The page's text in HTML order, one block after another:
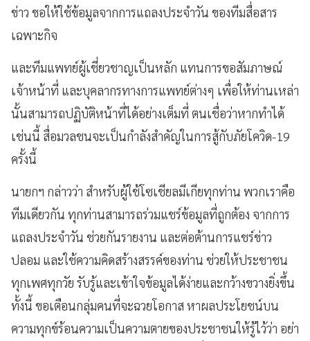
ข่าว ขอให้ใช้ข้อมูลจากการแถลงประจำวัน ของทีมสื่อสาร
เฉพาะกิจ
และทีมแพทย์ผู้เชี่ยวชาญเป็นหลัก แทนการขอสัมภาษณ์
เจ้าหน้าที่ และบุคลากรทางการแพทย์ต่างๆ เพื่อให้ท่านเหล่า
นั้นสามารถปฏิบัติหน้าที่ได้อย่างเต็มที่ ตนเชื่อว่าหากทำได้
เช่นนี้ สื่อมวลชนจะเป็นกำลังสำคัญในการสู้กับภัยโควิด-19
ครั้งนี้
นายกฯ กล่าวว่า สำหรับผู้ใช้โซเชียลมีเกียทุกท่าน พวกเราคือ
ทีมเดียวกัน ทุกท่านสามารถร่วมแชร์ข้อมูลที่ถูกต้อง จากการ
แถลงประจำวัน ช่วยกันรายงาน และต่อต้านการแชร์ข่าว
ปลอม และใช้ความคิดสร้างสรรค์ของท่าน ช่วยให้ประชาชน
ทุกเพศทุกวัย รับรู้และเข้าใจข้อมูลได้ง่ายและกว้างขวางยิ่งขึ้น
ทั้งนี้ ขอเตือนกลุ่มคนที่จะฉวยโอกาส หาผลประโยชน์บน
ความทุกข์ร้อนความเป็นความตายของประชาชนให้รู้ไว้ว่า อย่า